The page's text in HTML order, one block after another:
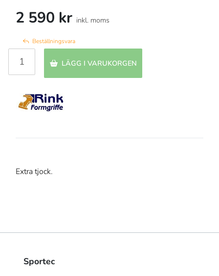
2 590 kr inkl. moms
Beställningsvara
LÄGG I VARUKORGEN
Extra tjock.
Sportec